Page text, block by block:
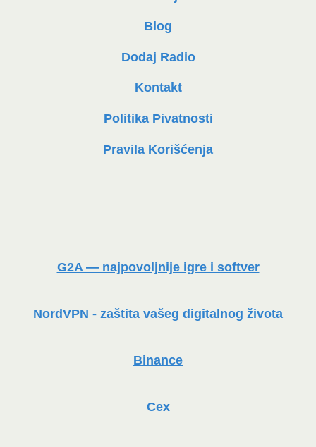
Blog
Dodaj Radio
Kontakt
Politika Pivatnosti
Pravila Korišćenja
G2A — najpovoljnije igre i softver
NordVPN - zaštita vašeg digitalnog života
Binance
Cex